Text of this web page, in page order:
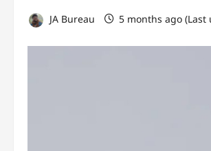
JA Bureau 5 months ago